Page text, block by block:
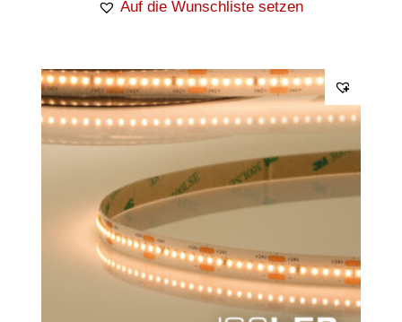
Auf die Wunschliste setzen